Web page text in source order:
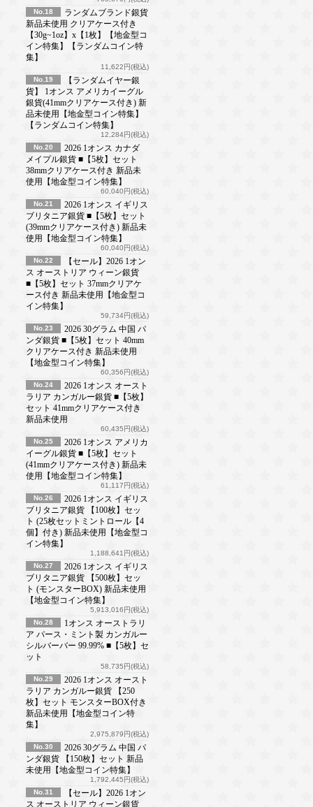
No.18
ランダムブランド銀貨
新品未使用 クリアケース付き
【30g~1oz】x【1枚】【地金型コ
イン特集】【ランダムコイン特
集】
11,622円(税込)
No.19
【ランダムイヤー銀
貨】 1オンス アメリカイーグル
銀貨(41mmクリアケース付き) 新
品未使用【地金型コイン特集】
【ランダムコイン特集】
12,284円(税込)
No.20
2026 1オンス カナダ
メイプル銀貨 ■【5枚】セット
38mmクリアケース付き 新品未
使用【地金型コイン特集】
60,040円(税込)
No.21
2026 1オンス イギリス
ブリタニア銀貨 ■【5枚】セット
(39mmクリアケース付き) 新品未
使用【地金型コイン特集】
60,040円(税込)
No.22
【セール】2026 1オン
ス オーストリア ウィーン銀貨
■【5枚】セット 37mmクリアケ
ース付き 新品未使用【地金型コ
イン特集】
59,734円(税込)
No.23
2026 30グラム 中国 パ
ンダ銀貨 ■【5枚】セット 40mm
クリアケース付き 新品未使用
【地金型コイン特集】
60,356円(税込)
No.24
2026 1オンス オースト
ラリア カンガルー銀貨 ■【5枚】
セット 41mmクリアケース付き
新品未使用
60,435円(税込)
No.25
2026 1オンス アメリカ
イーグル銀貨 ■【5枚】セット
(41mmクリアケース付き) 新品未
使用【地金型コイン特集】
61,117円(税込)
No.26
2026 1オンス イギリス
ブリタニア銀貨 【100枚】セッ
ト (25枚セットミントロール【4
個】付き) 新品未使用【地金型コ
イン特集】
1,188,641円(税込)
No.27
2026 1オンス イギリス
ブリタニア銀貨 【500枚】セッ
ト (モンスターBOX) 新品未使用
【地金型コイン特集】
5,913,016円(税込)
No.28
1オンス オーストラリ
ア パース・ミント製 カンガルー
シルバーバー 99.99% ■【5枚】セ
ット
58,735円(税込)
No.29
2026 1オンス オースト
ラリア カンガルー銀貨 【250
枚】セット モンスターBOX付き
新品未使用【地金型コイン特
集】
2,975,879円(税込)
No.30
2026 30グラム 中国 パ
ンダ銀貨 【150枚】セット 新品
未使用【地金型コイン特集】
1,792,445円(税込)
No.31
【セール】2026 1オン
ス オーストリア ウィーン銀貨